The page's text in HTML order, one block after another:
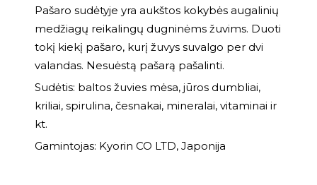
Pašaro sudėtyje yra aukštos kokybės augalinių
medžiagų reikalingų dugninėms žuvims. Duoti
tokį kiekį pašaro, kurį žuvys suvalgo per dvi
valandas. Nesuėstą pašarą pašalinti.
Sudėtis: baltos žuvies mėsa, jūros dumbliai,
kriliai, spirulina, česnakai, mineralai, vitaminai ir
kt.
Gamintojas: Kyorin CO LTD, Japonija